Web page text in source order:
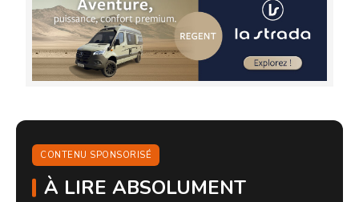
CONTENU SPONSORISÉ
À LIRE ABSOLUMENT